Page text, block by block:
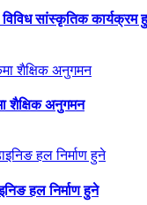
विविध सांस्कृतिक कार्यक्रम
शैक्षिक अनुगमन
हल निर्माण हुने